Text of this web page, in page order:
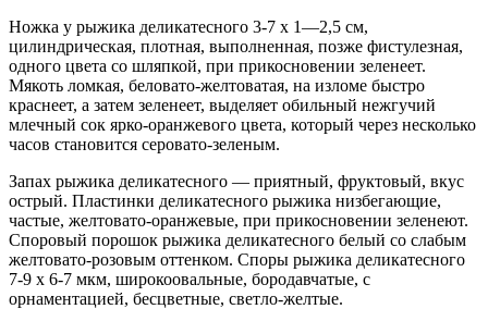
Ножка у рыжика деликатесного 3-7 х 1—2,5 см,
цилиндрическая, плотная, выполненная, позже фистулезная,
одного цвета со шляпкой, при прикосновении зеленеет.
Мякоть ломкая, беловато-желтоватая, на изломе быстро
краснеет, а затем зеленеет, выделяет обильный нежгучий
млечный сок ярко-оранжевого цвета, который через несколько
часов становится серовато-зеленым.
Запах рыжика деликатесного — приятный, фруктовый, вкус
острый. Пластинки деликатесного рыжика низбегающие,
частые, желтовато-оранжевые, при прикосновении зеленеют.
Споровый порошок рыжика деликатесного белый со слабым
желтовато-розовым оттенком. Споры рыжика деликатесного
7-9 х 6-7 мкм, широкоовальные, бородавчатые, с
орнаментацией, бесцветные, светло-желтые.